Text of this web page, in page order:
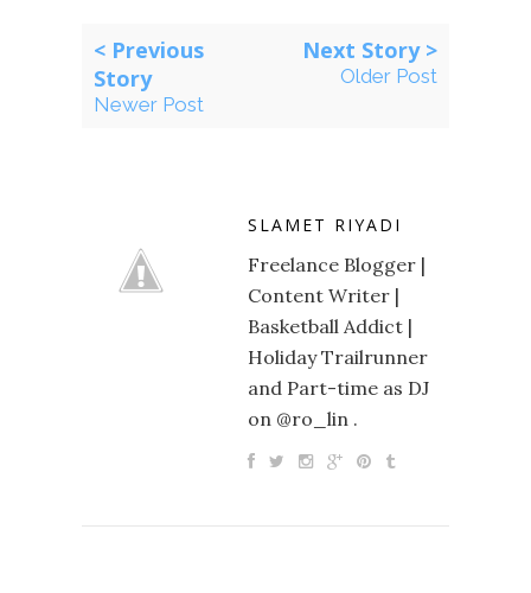
< Previous
Story
Newer Post
Next Story >
Older Post
SLAMET RIYADI
Freelance Blogger |
Content Writer |
Basketball Addict |
Holiday Trailrunner
and Part-time as DJ
on @ro_lin .